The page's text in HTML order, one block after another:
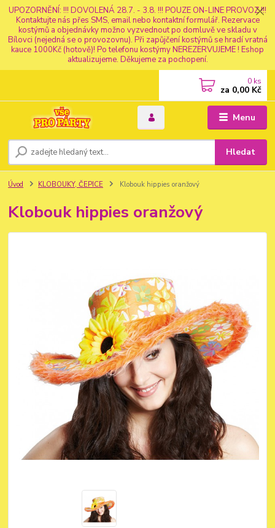
UPOZORNĚNÍ: !!! DOVOLENÁ 28.7. - 3.8. !!! POUZE ON-LINE PROVOZ !!!
Kontaktujte nás přes SMS, email nebo kontaktní formulář. Rezervace
kostýmů a objednávky možno vyzvednout po domluvě ve skladu v
Bílovci (nejedná se o provozovnu). Při zapůjčení kostýmů se hradí vratná
kauce 1000Kč (hotově)! Po telefonu kostýmy NEREZERVUJEME ! Eshop
aktualizujeme. Děkujeme za pochopení.
Menu
Hledat
0 ks
za 0,00 Kč
Úvod KLOBOUKY, ČEPICE Klobouk hippies oranžový
Klobouk hippies oranžový